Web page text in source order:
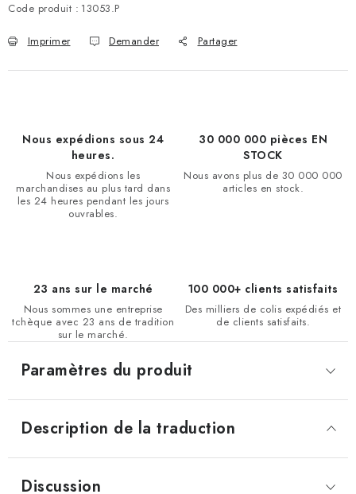
Code produit : 13053.P
Imprimer Demander Partager
Nous expédions sous 24
heures.
Nous expédions les
marchandises au plus tard dans
les 24 heures pendant les jours
ouvrables.
30 000 000 pièces EN
STOCK
Nous avons plus de 30 000 000
articles en stock.
23 ans sur le marché
Nous sommes une entreprise
tchèque avec 23 ans de tradition
sur le marché.
100 000+ clients satisfaits
Des milliers de colis expédiés et
de clients satisfaits.
Description de la traduction
Paramètres du produit
Discussion